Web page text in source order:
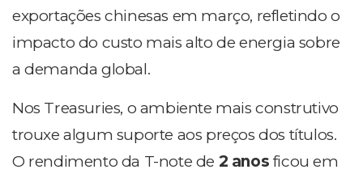
exportações chinesas em março, refletindo o
impacto do custo mais alto de energia sobre
a demanda global.
Nos Treasuries, o ambiente mais construtivo
trouxe algum suporte aos preços dos títulos.
O rendimento da T-note de 2 anos ficou em